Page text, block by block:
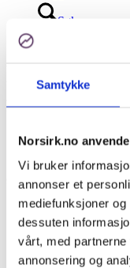
Samtykke
Norsirk.no
Vi bruker
annonser et
mediefunksjoner
dessuten
vårt, med
annonsering og
Søk
fremtiden
EU har samlet
på alvor prøver
økonomi og en
om kommende
endre hvordan vi
Norge. Det vil
produsenter